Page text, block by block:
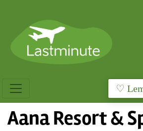
♡
Aana Resort &